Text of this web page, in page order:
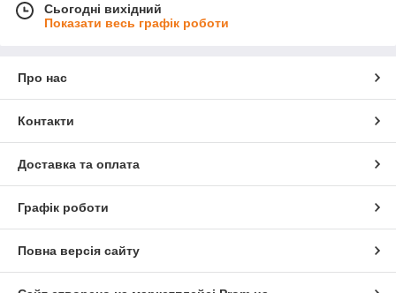
Сьогодні вихідний
Показати весь графік роботи
Про нас
Контакти
Доставка та оплата
Графік роботи
Повна версія сайту